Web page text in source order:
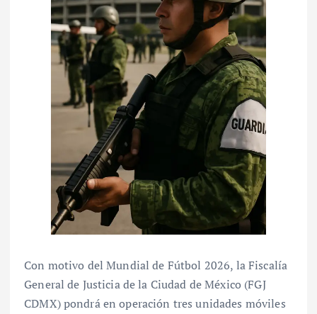
Con motivo del Mundial de Fútbol 2026, la Fiscalía
General de Justicia de la Ciudad de México (FGJ
CDMX) pondrá en operación tres unidades móviles